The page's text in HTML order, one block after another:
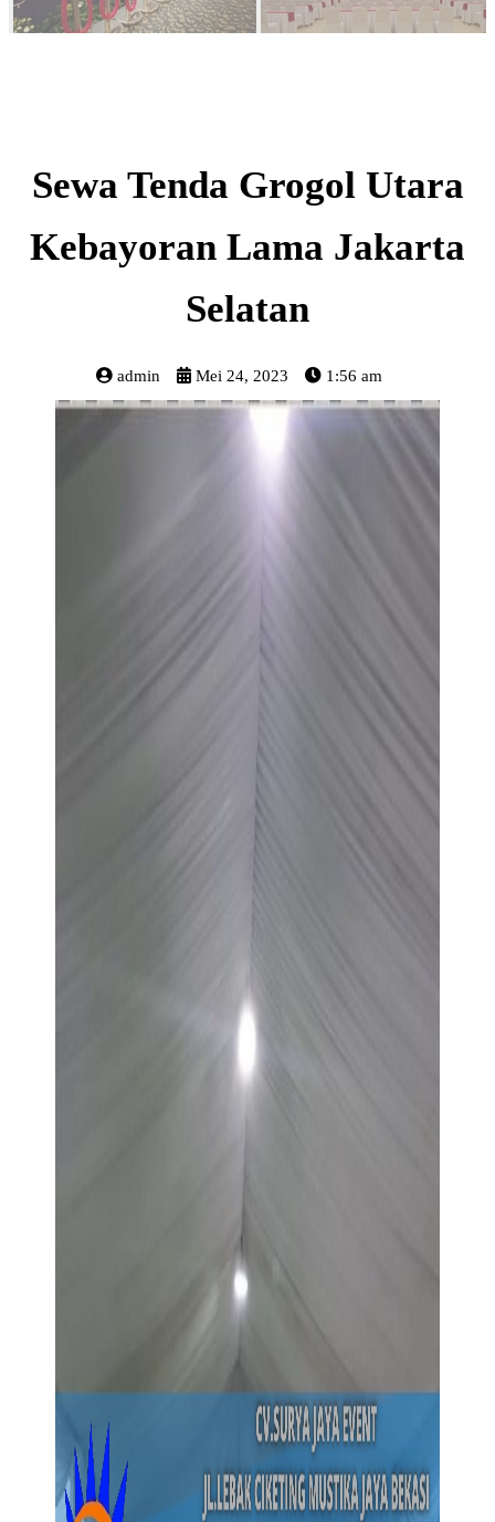
Sewa Tenda Grogol Utara
Kebayoran Lama Jakarta
Selatan
admin Mei 24, 2023 1:56 am